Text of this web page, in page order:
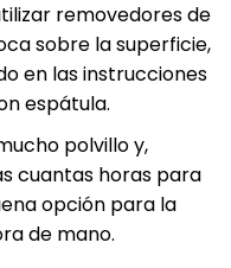
removedores de
sobre la superficie,
en las instrucciones
espátula.
polvillo y,
cuantas horas para
opción para la
de mano.